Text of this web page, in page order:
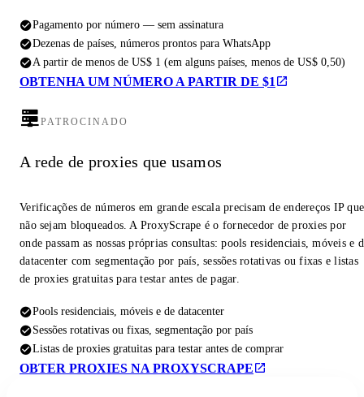
Pagamento por número — sem assinatura
Dezenas de países, números prontos para WhatsApp
A partir de menos de US$ 1 (em alguns países, menos de US$ 0,50)
OBTENHA UM NÚMERO A PARTIR DE $1
PATROCINADO
A rede de proxies que usamos
Verificações de números em grande escala precisam de endereços IP que
não sejam bloqueados. A ProxyScrape é o fornecedor de proxies por
onde passam as nossas próprias consultas: pools residenciais, móveis e
datacenter com segmentação por país, sessões rotativas ou fixas e listas
de proxies gratuitas para testar antes de pagar.
Pools residenciais, móveis e de datacenter
Sessões rotativas ou fixas, segmentação por país
Listas de proxies gratuitas para testar antes de comprar
OBTER PROXIES NA PROXYSCRAPE